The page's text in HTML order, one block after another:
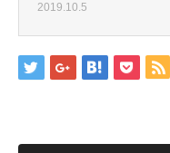
2019.10.5